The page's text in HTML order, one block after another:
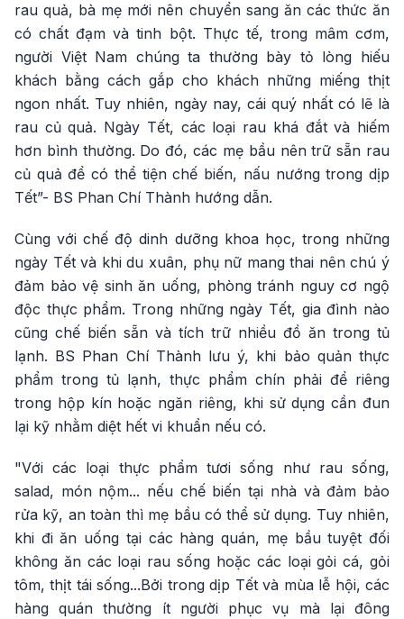
rau quả, bà mẹ mới nên chuyển sang ăn các thức ăn
có chất đạm và tinh bột. Thực tế, trong mâm cơm,
người Việt Nam chúng ta thường bày tỏ lòng hiếu
khách bằng cách gắp cho khách những miếng thịt
ngon nhất. Tuy nhiên, ngày nay, cái quý nhất có lẽ là
rau củ quả. Ngày Tết, các loại rau khá đắt và hiếm
hơn bình thường. Do đó, các mẹ bầu nên trữ sẵn rau
củ quả để có thể tiện chế biến, nấu nướng trong dịp
Tết”- BS Phan Chí Thành hướng dẫn.
Cùng với chế độ dinh dưỡng khoa học, trong những
ngày Tết và khi du xuân, phụ nữ mang thai nên chú ý
đảm bảo vệ sinh ăn uống, phòng tránh nguy cơ ngộ
độc thực phẩm. Trong những ngày Tết, gia đình nào
cũng chế biến sẵn và tích trữ nhiều đồ ăn trong tủ
lạnh. BS Phan Chí Thành lưu ý, khi bảo quản thực
phẩm trong tủ lạnh, thực phẩm chín phải để riêng
trong hộp kín hoặc ngăn riêng, khi sử dụng cần đun
lại kỹ nhằm diệt hết vi khuẩn nếu có.
"Với các loại thực phẩm tươi sống như rau sống,
salad, món nộm... nếu chế biến tại nhà và đảm bảo
rửa kỹ, an toàn thì mẹ bầu có thể sử dụng. Tuy nhiên,
khi đi ăn uống tại các hàng quán, mẹ bầu tuyệt đối
không ăn các loại rau sống hoặc các loại gỏi cá, gỏi
tôm, thịt tái sống...Bởi trong dịp Tết và mùa lễ hội, các
hàng quán thường ít người phục vụ mà lại đông